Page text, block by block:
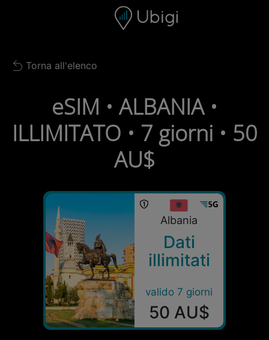
Barra di navigazione
Back to list
Torna all'elenco
eSIM • ALBANIA •
ILLIMITATO • 7 giorni • 50
AU$
Albania
Dati
illimitati
valido 7 giorni
50 AU$